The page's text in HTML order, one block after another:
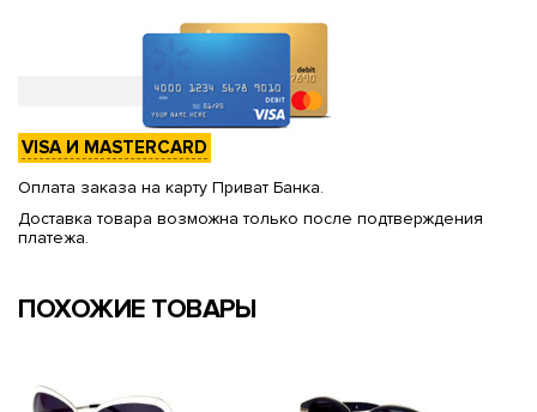
VISA И MASTERCARD
Оплата заказа на карту Приват Банка.
Доставка товара возможна только после подтверждения
платежа.
ПОХОЖИЕ ТОВАРЫ